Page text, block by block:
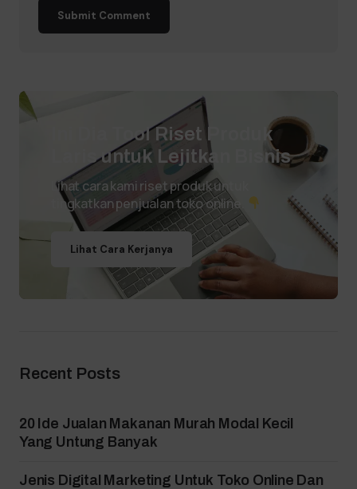
Submit Comment
Ini Dia Tool Riset Produk
Laris untuk Lejitkan Bisnis
Lihat cara kami riset produk untuk
tingkatkan penjualan toko online.
Lihat Cara Kerjanya
Recent Posts
20 Ide Jualan Makanan Murah Modal Kecil
Yang Untung Banyak
Jenis Digital Marketing Untuk Toko Online Dan